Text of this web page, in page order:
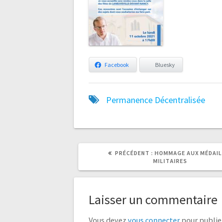
Facebook Bluesky
Permanence Décentralisée
PRÉCÉDENT :
ARTICLE
PRÉCÉDENT
HOMMAGE AUX
MILITAIRES
ARTICLE
Laisser un commentaire